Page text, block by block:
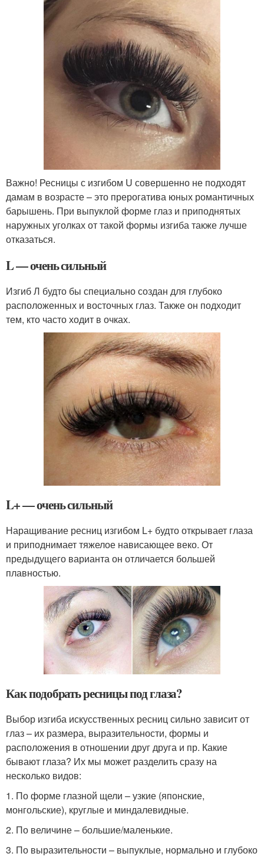
Важно! Ресницы с изгибом U совершенно не подходят
дамам в возрасте – это прерогатива юных романтичных
барышень. При выпуклой форме глаз и приподнятых
наружных уголках от такой формы изгиба также лучше
отказаться.
L — очень сильный
Изгиб Л будто бы специально создан для глубоко
расположенных и восточных глаз. Также он подходит
тем, кто часто ходит в очках.
L+ — очень сильный
Наращивание ресниц изгибом L+ будто открывает глаза
и приподнимает тяжелое нависающее веко. От
предыдущего варианта он отличается большей
плавностью.
Как подобрать ресницы под глаза?
Выбор изгиба искусственных ресниц сильно зависит от
глаз – их размера, выразительности, формы и
расположения в отношении друг друга и пр. Какие
бывают глаза? Их мы может разделить сразу на
несколько видов:
1. По форме глазной щели – узкие (японские,
монгольские), круглые и миндалевидные.
2. По величине – большие/маленькие.
3. По выразительности – выпуклые, нормально и глубоко